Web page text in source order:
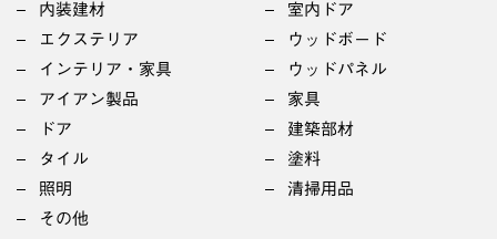
内装建材
エクステリア
インテリア・家具
アイアン製品
ドア
タイル
照明
その他
室内ドア
ウッドボード
ウッドパネル
家具
建築部材
塗料
清掃用品